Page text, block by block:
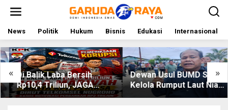
t
i
k
o
n
News Politik Hukum Bisnis Edukasi Internasional
« »
Di Balik Laba Bersih
Rp10,4 Triliun, JAGA
MARWAH Desak KPK
Dewan Usul BUMD Sumut
Kelola Rumput Laut Nias
Utara dari Hulu ke Hilir